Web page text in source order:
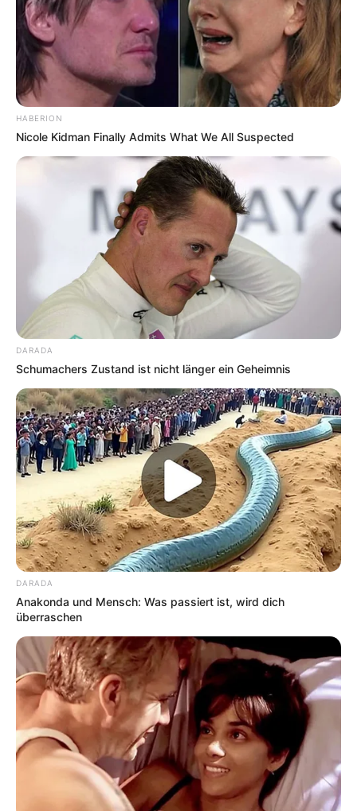
HABERION
Nicole Kidman Finally Admits What We All Suspected
DARADA
Schumachers Zustand ist nicht länger ein Geheimnis
DARADA
Anakonda und Mensch: Was passiert ist, wird dich
überraschen